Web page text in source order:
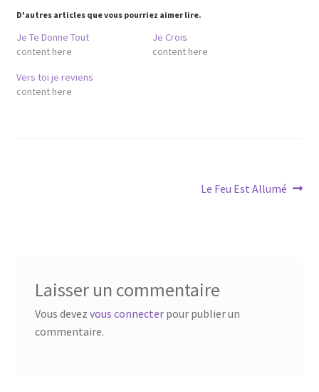
D'autres articles que vous pourriez aimer lire.
Je Te Donne Tout
content here
Je Crois
content here
Vers toi je reviens
content here
Article
Le Feu Est Allumé
Laisser un commentaire
Vous devez vous connecterpour publier un
commentaire.